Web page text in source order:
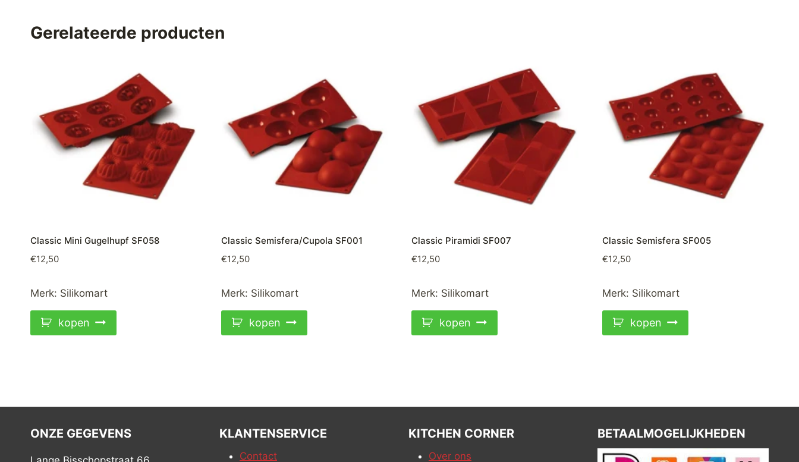
Gerelateerde producten
Classic Mini Gugelhupf SF058
€12,50
Merk: Silikomart
kopen
Classic Semisfera/Cupola SF001
€12,50
Merk: Silikomart
kopen
Classic Piramidi SF007
€12,50
Merk: Silikomart
kopen
Classic Semisfera SF005
€12,50
Merk: Silikomart
kopen
ONZE GEGEVENS KLANTENSERVICE
Contact
KITCHEN CORNER
Over ons
BETAALMOGELIJKHEDEN